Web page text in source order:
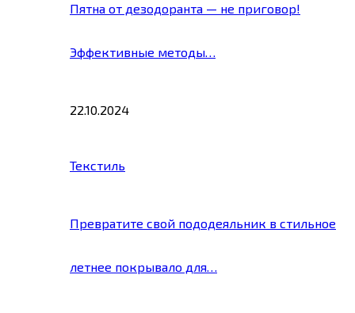
Пятна от дезодоранта — не приговор!
Эффективные методы…
22.10.2024
Текстиль
Превратите свой пододеяльник в стильное
летнее покрывало для…